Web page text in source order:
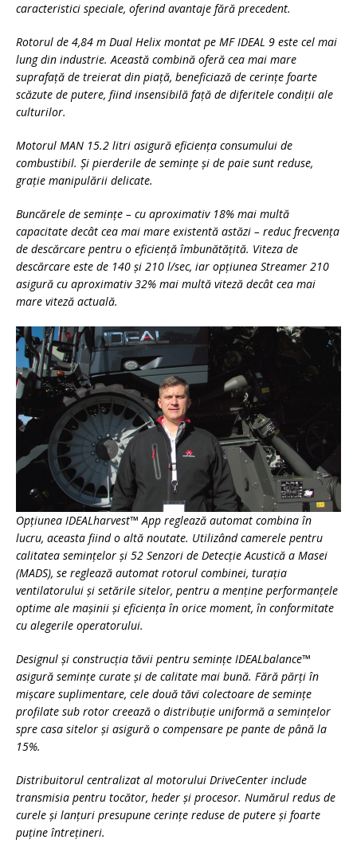
caracteristici speciale, oferind avantaje fără precedent.
Rotorul de 4,84 m Dual Helix montat pe MF IDEAL 9 este cel mai
lung din industrie. Această combină oferă cea mai mare
suprafaţă de treierat din piaţă, beneficiază de cerinţe foarte
scăzute de putere, fiind insensibilă faţă de diferitele condiţii ale
culturilor.
Motorul MAN 15.2 litri asigură eficienţa consumului de
combustibil. Şi pierderile de seminţe şi de paie sunt reduse,
graţie manipulării delicate.
Buncărele de seminţe – cu aproximativ 18% mai multă
capacitate decât cea mai mare existentă astăzi – reduc frecvenţa
de descărcare pentru o eficienţă îmbunătăţită. Viteza de
descărcare este de 140 şi 210 l/sec, iar opţiunea Streamer 210
asigură cu aproximativ 32% mai multă viteză decât cea mai
mare viteză actuală.
Opţiunea IDEALharvest™ App reglează automat combina în
lucru, aceasta fiind o altă noutate. Utilizând camerele pentru
calitatea seminţelor şi 52 Senzori de Detecţie Acustică a Masei
(MADS), se reglează automat rotorul combinei, turaţia
ventilatorului şi setările sitelor, pentru a menţine performanţele
optime ale maşinii şi eficienţa în orice moment, în conformitate
cu alegerile operatorului.
Designul şi construcţia tăvii pentru seminţe IDEALbalance™
asigură seminţe curate şi de calitate mai bună. Fără părţi în
mişcare suplimentare, cele două tăvi colectoare de seminţe
profilate sub rotor creează o distribuţie uniformă a seminţelor
spre casa sitelor şi asigură o compensare pe pante de până la
15%.
Distribuitorul centralizat al motorului DriveCenter include
transmisia pentru tocător, heder şi procesor. Numărul redus de
curele şi lanţuri presupune cerinţe reduse de putere şi foarte
puţine întreţineri.